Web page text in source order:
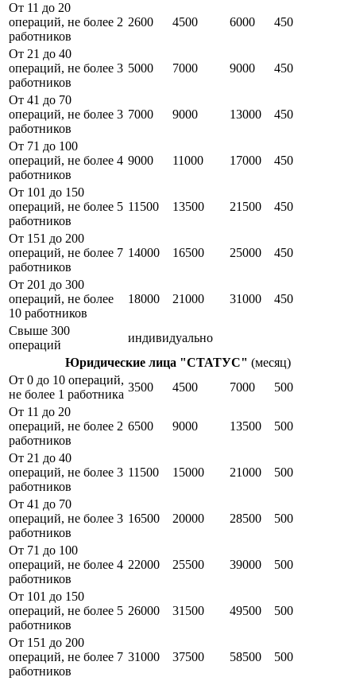
От 11 до 20
операций, не более 2
работников
2600 4500 6000 450
От 21 до 40
операций, не более 3
работников
5000 7000 9000 450
От 41 до 70
операций, не более 3
работников
7000 9000 13000 450
От 71 до 100
операций, не более 4
работников
9000 11000 17000 450
От 101 до 150
операций, не более 5
работников
11500 13500 21500 450
От 151 до 200
операций, не более 7
работников
14000 16500 25000 450
От 201 до 300
операций, не более
10 работников
18000 21000 31000 450
Свыше 300
операций
индивидуально
Юридические лица "СТАТУС" (месяц)
От 0 до 10 операций,
не более 1 работника
3500 4500 7000
500
От 11 до 20
операций, не более 2
работников
6500 9000 13500 500
От 21 до 40
операций, не более 3
работников
11500 15000 21000 500
От 41 до 70
операций, не более 3
работников
16500 20000 28500 500
От 71 до 100
операций, не более 4
работников
22000 25500 39000 500
От 101 до 150
операций, не более 5
работников
26000 31500 49500 500
От 151 до 200
операций, не более 7
работников
31000 37500 58500 500